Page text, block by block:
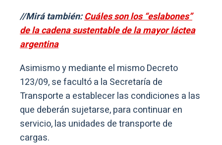
//Mirá también:Cuáles son los “eslabones”
de la cadena sustentable de la mayor láctea
argentina
Asimismo y mediante el mismo Decreto
123/09, se facultó a la Secretaría de
Transporte a establecer las condiciones a las
que deberán sujetarse, para continuar en
servicio, las unidades de transporte de
cargas.